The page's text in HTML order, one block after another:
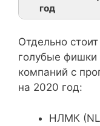
год
Название
Отдельно
голубые фишки
компаний с
на 2020 год:
НЛМК